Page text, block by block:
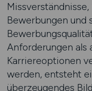
Bewerbungen
Anforderungen als
Karriereoptionen
werden, entsteht
überzeugendes